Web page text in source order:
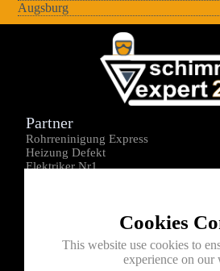
Augsburg
Cookies
This website use cookies to
experience on our
Partner
Rohrreninigung Express
Heizung Defekt
Elektriker Nr1
Kontakt